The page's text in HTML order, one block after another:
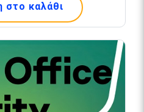
στο καλάθι